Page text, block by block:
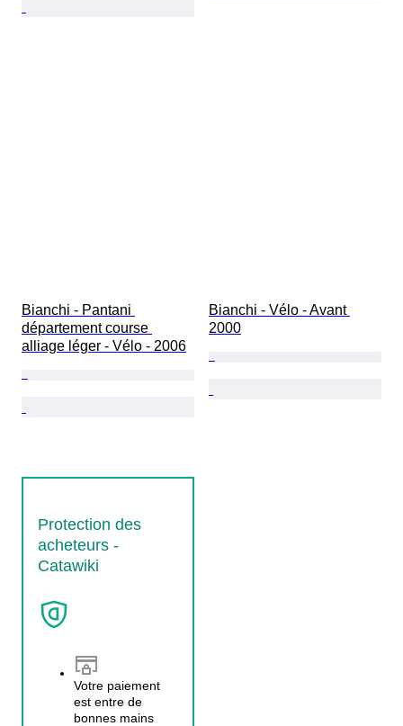
Bianchi - Pantani
département course
alliage léger - Vélo - 2006
Bianchi - Vélo - Avant
2000
Protection des
acheteurs -
Catawiki
Votre paiement
est entre de
bonnes mains